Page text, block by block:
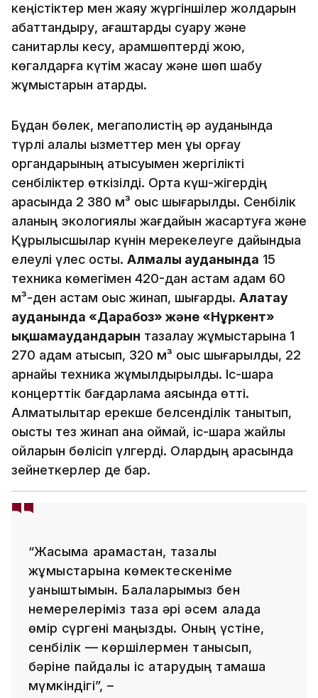
кеңістіктер мен жаяу жүргіншілер жолдарын
абаттандыру, ағаштарды суару және
санитарлық кесу, арамшөптерді жою,
көгалдарға күтім жасау және шөп шабу
жұмыстарын атқарды.
Бұдан бөлек, мегаполистің әр ауданында
түрлі қалалық қызметтер мен құқық қорғау
органдарының қатысуымен жергілікті
сенбіліктер өткізілді. Ортақ күш-жігердің
арқасында 2 380 м³ қоқыс шығарылды. Сенбілік
қаланың экологиялық жағдайын жақсартуға және
Құрылысшылар күнін мерекелеуге дайындыққа
елеулі үлес қосты. Алмалы ауданында 15
техника көмегімен 420-дан астам адам 60
м³-ден астам қоқыс жинап, шығарды. Алатау
ауданында «Дарабоз» және «Нұркент»
ықшамаудандарын тазалау жұмыстарына 1
270 адам қатысып, 320 м³ қоқыс шығарылды, 22
арнайы техника жұмылдырылды. Іс-шара
концерттік бағдарлама аясында өтті.
Алматылықтар ерекше белсенділік танытып,
қоқысты тез жинап қана қоймай, іс-шара жайлы
ойларын бөлісіп үлгерді. Олардың арасында
зейнеткерлер де бар.
“Жасыма қарамастан, тазалық
жұмыстарына көмектескеніме
қуаныштымын. Балаларымыз бен
немерелеріміз таза әрі әсем қалада
өмір сүргені маңызды. Оның үстіне,
сенбілік — көршілермен танысып,
бәріне пайдалы іс атқарудың тамаша
мүмкіндігі”, –